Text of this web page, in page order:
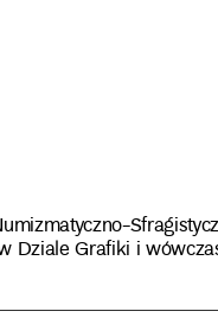
Dziale Grafiki i